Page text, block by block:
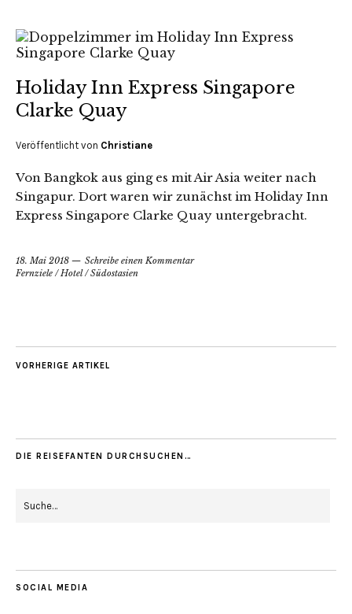
Holiday Inn Express Singapore
Clarke Quay
Veröffentlicht von Christiane
Von Bangkok aus ging es mit Air Asia weiter nach
Singapur. Dort waren wir zunächst im Holiday Inn
Express Singapore Clarke Quay untergebracht.
18. Mai 2018
Schreibe einen Kommentar
Fernziele /Hotel/Südostasien
VORHERIGE ARTIKEL
DIE REISEFANTEN DURCHSUCHEN…
SOCIAL MEDIA